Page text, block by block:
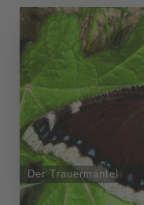
Der Trauermantel